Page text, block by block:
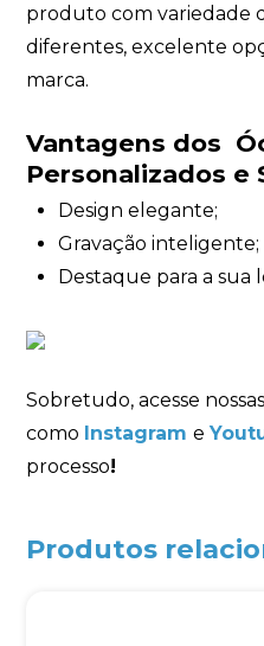
produto com variedade
diferentes, excelente
marca.
Vantagens dos
Personalizados e
Design elegante;
Gravação inteligente;
Destaque para a sua
Sobretudo, acesse
como Instagram e
processo!
Produtos